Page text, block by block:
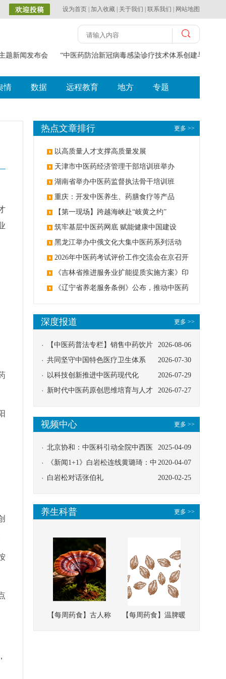
设为首页 加入收藏 关于我们 联系我们 网站地图
题新闻发布会 “中医药防治新冠病毒感染诊疗技术体系创建与应用”
情 数据 远程教育 地方 专题
更多 >>
热点文章排行
以高质量人才支撑高质量发展
天津市中医药经济管理干部培训班举办
湖南省举办中医药监督执法骨干培训班
重庆：开发中医养生、药膳食疗等产品
【第一现场】跨越海峡赴“岐黄之约”
筑牢基层中医药网底 赋能健康中国建设
黑龙江举办中俄文化大集中医药系列活动
2026年中医药考试评价工作交流会在京召开
《吉林省推进服务业扩能提质实施方案》印
发：创建中医类国家医学中心
《辽宁省养老服务条例》公布，推动中医药
更多 >>
深度报道
2026-08-06
【中医药普法专栏】销售中药饮片
应告知煎服方法及注意事项
2026-07-30
共同坚守中国特色医疗卫生体系
2026-07-29
以科技创新推进中医药现代化
2026-07-27
新时代中医药原创思维培育与人才
更多 >>
视频中心
2025-04-09
北京协和：中医科引动全院中西医
协同
2020-04-07
《新闻1+1》白岩松连线黄璐琦：中
医救治的临床效果
2020-02-25
白岩松对话张伯礼
更多 >>
养生科普
【每周药食】古人称
【每周药食】温脾暖